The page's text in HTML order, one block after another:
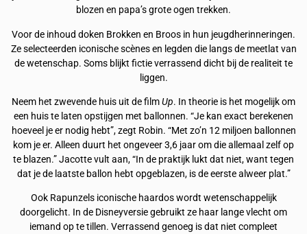
blozen en papa’s grote ogen trekken.
Voor de inhoud doken Brokken en Broos in hun jeugdherinneringen.
Ze selecteerden iconische scènes en legden die langs de meetlat van
de wetenschap. Soms blijkt fictie verrassend dicht bij de realiteit te
liggen.
Neem het zwevende huis uit de filmUp. In theorie is het mogelijk om
een huis te laten opstijgen met ballonnen. “Je kan exact berekenen
hoeveel je er nodig hebt”, zegt Robin. “Met zo’n 12 miljoen ballonnen
kom je er. Alleen duurt het ongeveer 3,6 jaar om die allemaal zelf op
te blazen.” Jacotte vult aan, “In de praktijk lukt dat niet, want tegen
dat je de laatste ballon hebt opgeblazen, is de eerste alweer plat.”
Ook Rapunzels iconische haardos wordt wetenschappelijk
doorgelicht. In de Disneyversie gebruikt ze haar lange vlecht om
iemand op te tillen. Verrassend genoeg is dat niet compleet